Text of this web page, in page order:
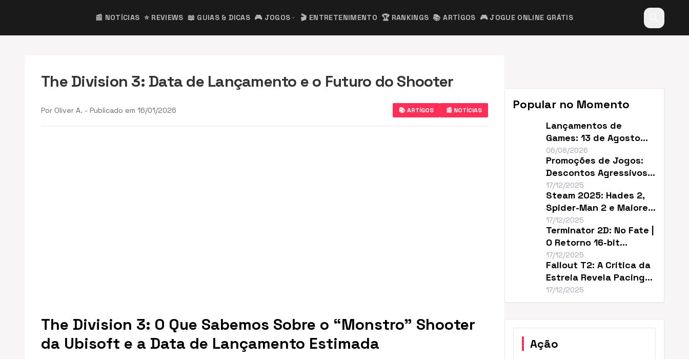
📰 NOTÍCIAS ⭐ REVIEWS 📖 GUIAS & DICAS 🎮 JOGOS expand_more 🎬 ENTRETENIMENTO 🏆 RANKINGS 📚 ARTÍGOS 🎮 JOGUE ONLINE GRÁTIS
The Division 3: Data de Lançamento e o Futuro do Shooter
Por Oliver A. - Publicado em 16/01/2026 📚 ARTÍGOS 📰 NOTÍCIAS
The Division 3: O Que Sabemos Sobre o “Monstro” Shooter
da Ubisoft e a Data de Lançamento Estimada
Popular no Momento
Lançamentos de
Games: 13 de Agosto
Promete Caos no
Mercado
06/08/2026
Promoções de Jogos:
Descontos Agressivos e
Sem Filler
17/12/2025
Steam 2025: Hades 2,
Spider-Man 2 e Maiores
Descontos do Ano
17/12/2025
Terminator 2D: No Fate |
O Retorno 16-bit
Perfeito de T2
17/12/2025
Fallout T2: A Crítica da
Estreia Revela Pacing
Lento
17/12/2025
Ação